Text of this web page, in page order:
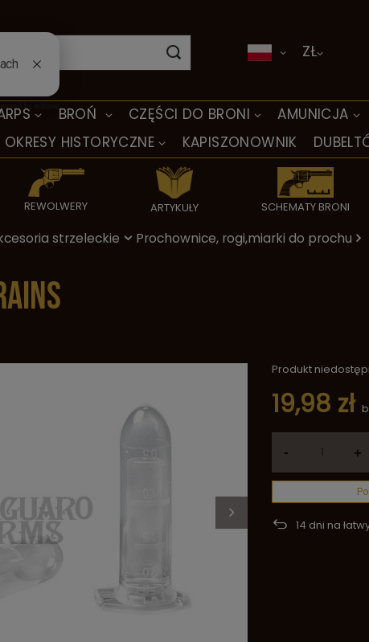
BROŃ CZĘŚCI DO BRONI AMUNICJA
OKRESY HISTORYCZNE KAPISZONOWNIK
REWOLWERY ARTYKUŁY SCHEMATY BRONI
ZŁ
strzeleckie Prochownice, rogi,miarki do prochu
Produkt
19,98 zł
- +
14 dni na